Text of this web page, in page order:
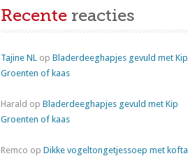
Recente reacties
Tajine NL op Bladerdeeghapjes gevuld met Kip
Groenten of kaas
Harald op Bladerdeeghapjes gevuld met Kip
Groenten of kaas
Remco op Dikke vogeltongetjessoep met kofta